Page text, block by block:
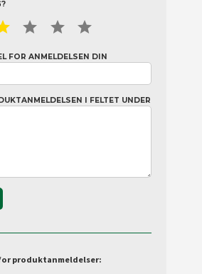
3 STAR4 STAR5 STAR
FOR ANMELDELSEN DIN
I FELTET UNDER
produktanmeldelser: